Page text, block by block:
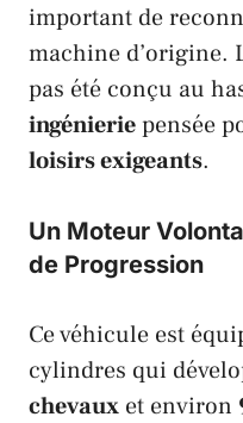
important de
machine d’origine.
pas été conçu au
ingénieriepensée
loisirs exigeants.
Un Moteur
de Progression
Ce véhicule est
cylindres qui
chevaux et environ